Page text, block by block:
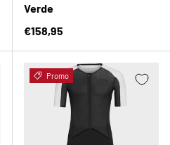
Verde
Precio normal
€158,95
Promo